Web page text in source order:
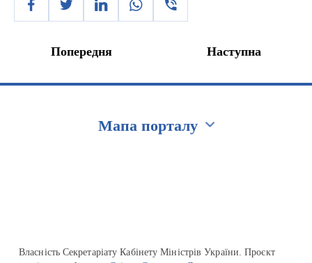
Попередня Наступна
Мапа порталу
Власність Секретаріату Кабінету Міністрів України. Проєкт